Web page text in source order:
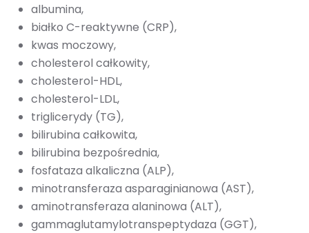
albumina,
białko C-reaktywne (CRP),
kwas moczowy,
cholesterol całkowity,
cholesterol-HDL,
cholesterol-LDL,
triglicerydy (TG),
bilirubina całkowita,
bilirubina bezpośrednia,
fosfataza alkaliczna (ALP),
minotransferaza asparaginianowa (AST),
aminotransferaza alaninowa (ALT),
gammaglutamylotranspeptydaza (GGT),